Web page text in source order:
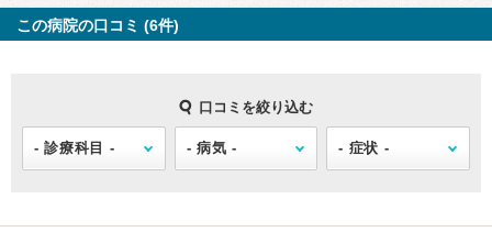
この病院の口コミ (6件)
口コミを絞り込む